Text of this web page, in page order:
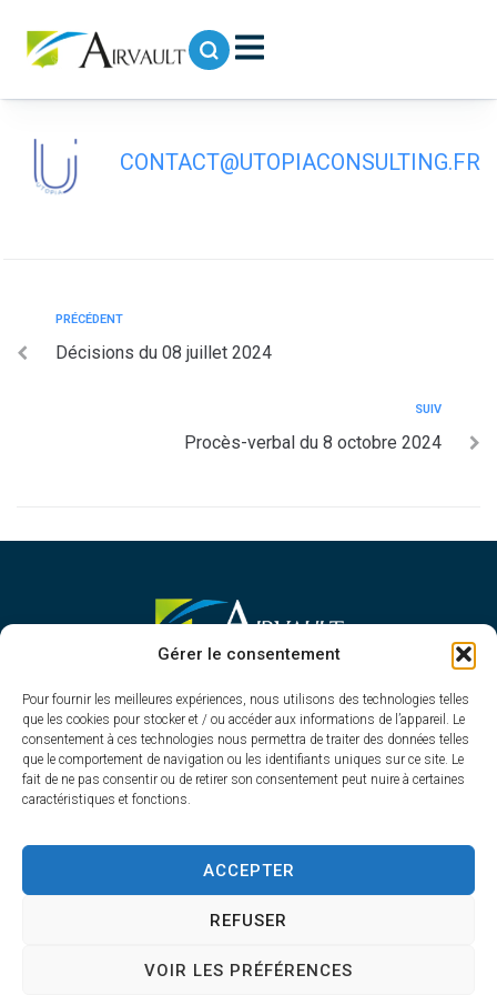
Gérer le consentement
Pour fournir les meilleures expériences, nous utilisons des technologies telles
que les cookies pour stocker et / ou accéder aux informations de l’appareil. Le
consentement à ces technologies nous permettra de traiter des données telles
que le comportement de navigation ou les identifiants uniques sur ce site. Le
fait de ne pas consentir ou de retirer son consentement peut nuire à certaines
caractéristiques et fonctions.
ACCEPTER
REFUSER
VOIR LES PRÉFÉRENCES
Délibérations du 08 juillet 2024
CONTACT@UTOPIACONSULTING.FR
PRÉCÉDENT
Décisions du 08 juillet 2024
SUIV
Procès-verbal du 8 octobre 2024
MAIRIE D'AIRVAULT
1 Rue Constant Balquet,
79600 Airvault
05 49 64 70 13
Contacter la mairie
Du lundi au vendredi
de 8h30 à 12h30 et de 13h45 à 17h30
AccessibilitéPlan du siteConfidentialité